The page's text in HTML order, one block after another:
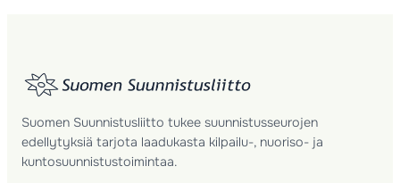
Suomen Suunnistusliitto tukee suunnistusseurojen
edellytyksiä tarjota laadukasta kilpailu-, nuoriso- ja
kuntosuunnistustoimintaa.